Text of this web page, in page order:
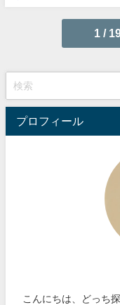
1 /
プロフィール
こんにちは、どっち